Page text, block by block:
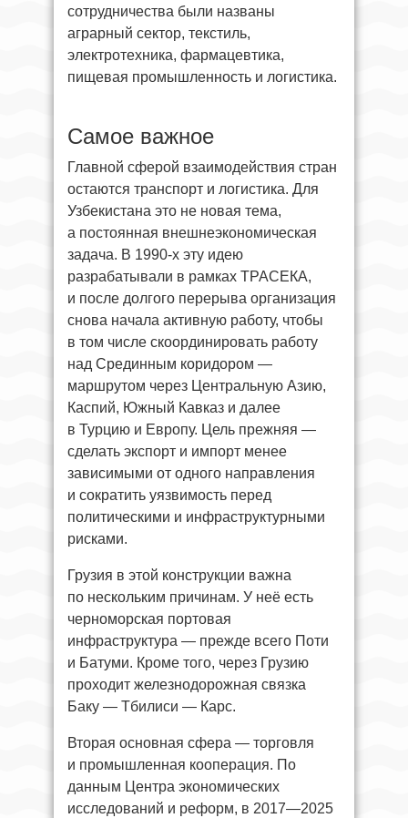
сотрудничества были названы
аграрный сектор, текстиль,
электротехника, фармацевтика,
пищевая промышленность и логистика.
Самое важное
Главной сферой взаимодействия стран
остаются транспорт и логистика. Для
Узбекистана это не новая тема,
а постоянная внешнеэкономическая
задача. В 1990-х эту идею
разрабатывали в рамках ТРАСЕКА,
и после долгого перерыва организация
снова начала активную работу, чтобы
в том числе скоординировать работу
над Срединным коридором —
маршрутом через Центральную Азию,
Каспий, Южный Кавказ и далее
в Турцию и Европу. Цель прежняя —
сделать экспорт и импорт менее
зависимыми от одного направления
и сократить уязвимость перед
политическими и инфраструктурными
рисками.
Грузия в этой конструкции важна
по нескольким причинам. У неё есть
черноморская портовая
инфраструктура — прежде всего Поти
и Батуми. Кроме того, через Грузию
проходит железнодорожная связка
Баку — Тбилиси — Карс.
Вторая основная сфера — торговля
и промышленная кооперация. По
данным Центра экономических
исследований и реформ, в 2017—2025